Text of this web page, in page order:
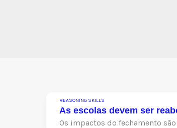
REASONING SKILLS
As escolas devem ser
Os impactos do fechamento